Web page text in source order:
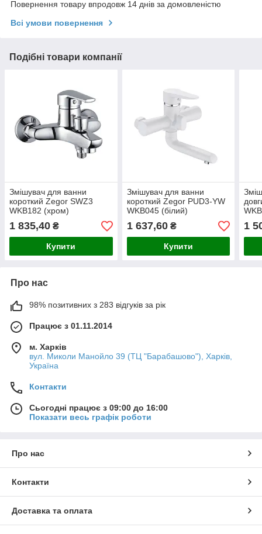
Повернення товару впродовж 14 днів за домовленістю
Всі умови повернення
Подібні товари компанії
Змішувач для ванни
короткий Zegor SWZ3
WKB182 (хром)
1 835,40 ₴
Купити
Змішувач для ванни
короткий Zegor PUD3-YW
WKB045 (білий)
1 637,60₴
Купити
1
Про нас
98% позитивних з 283 відгуків за рік
Працює з 01.11.2014
м. Харків
вул. Миколи Манойло 39 (ТЦ "Барабашово"), Харків,
Україна
Контакти
Сьогодні працює з 09:00 до 16:00
Показати весь графік роботи
Про нас
Контакти
Доставка та оплата